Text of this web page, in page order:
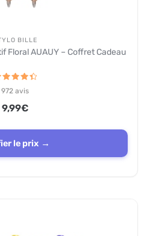
BILLE
Floral AUAUY – Coffret Cadeau
Note
4.5
972 avis
9,99€
le prix →